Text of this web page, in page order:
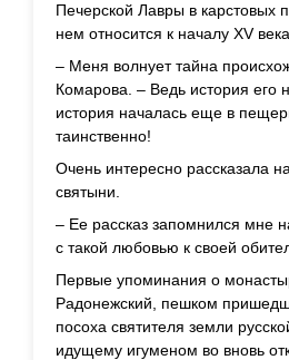
Печерской Лавры в
нем относится к началу XV
– Меня волнует тайна
Комарова. – Ведь история его
история началась еще в
таинственно!
Очень интересно рассказала
святыни.
– Ее рассказ запомнился мне
с такой любовью к своей
Первые упоминания о
Радонежский, пешком
посоха святителя земли
идущему игуменом во вновь